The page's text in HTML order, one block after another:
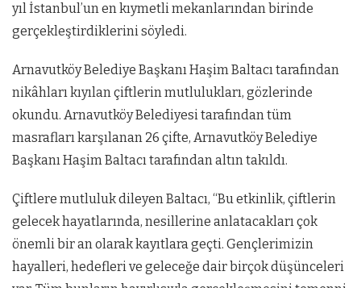
yıl İstanbul’un en kıymetli mekanlarından birinde
gerçekleştirdiklerini söyledi.
Arnavutköy Belediye Başkanı Haşim Baltacı tarafından
nikâhları kıyılan çiftlerin mutlulukları, gözlerinde
okundu. Arnavutköy Belediyesi tarafından tüm
masrafları karşılanan 26 çifte, Arnavutköy Belediye
Başkanı Haşim Baltacı tarafından altın takıldı.
Çiftlere mutluluk dileyen Baltacı, “Bu etkinlik, çiftlerin
gelecek hayatlarında, nesillerine anlatacakları çok
önemli bir an olarak kayıtlara geçti. Gençlerimizin
hayalleri, hedefleri ve geleceğe dair birçok düşünceleri